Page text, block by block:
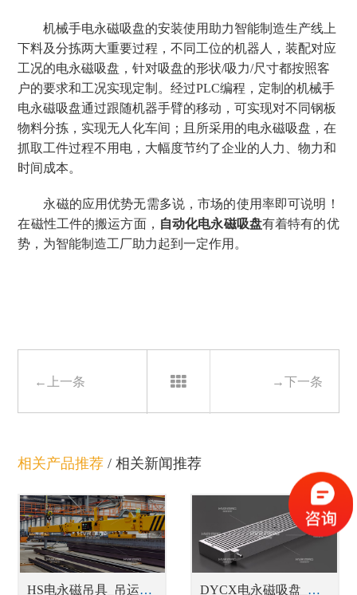
机械手电永磁吸盘的安装使用助力智能制造生产线上
下料及分拣两大重要过程，不同工位的机器人，装配对应
工况的电永磁吸盘，针对吸盘的形状/吸力/尺寸都按照客
户的要求和工况实现定制。经过PLC编程，定制的机械手
电永磁吸盘通过跟随机器手臂的移动，可实现对不同钢板
物料分拣，实现无人化车间；且所采用的电永磁吸盘，在
抓取工件过程不用电，大幅度节约了企业的人力、物力和
时间成本。
永磁的应用优势无需多说，市场的使用率即可说明！
在磁性工件的搬运方面， 自动化电永磁吸盘有着特有的优
势，为智能制造工厂助力起到一定作用。
←上一条 →下一条
相关产品推荐 /相关新闻推荐
HS电永磁吊具_吊运型材吊具 DYCX电永磁吸盘_铣床用电永磁吸盘